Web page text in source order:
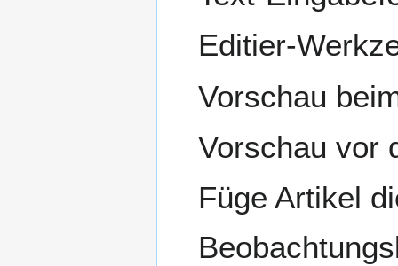
Editier-
Vorschau
Vorschau vor
Füge Artikel